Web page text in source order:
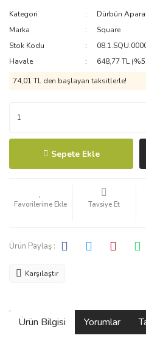
Kategori
Dürbün
Marka
Square
Stok Kodu
Havale
648,77 TL
74,01 TL den başlayan taksitlerle!
Sepete Ekle
Tavsiye Et
Ürün Paylaş :
Karşılaştır
Ürün Bilgisi Yorumlar